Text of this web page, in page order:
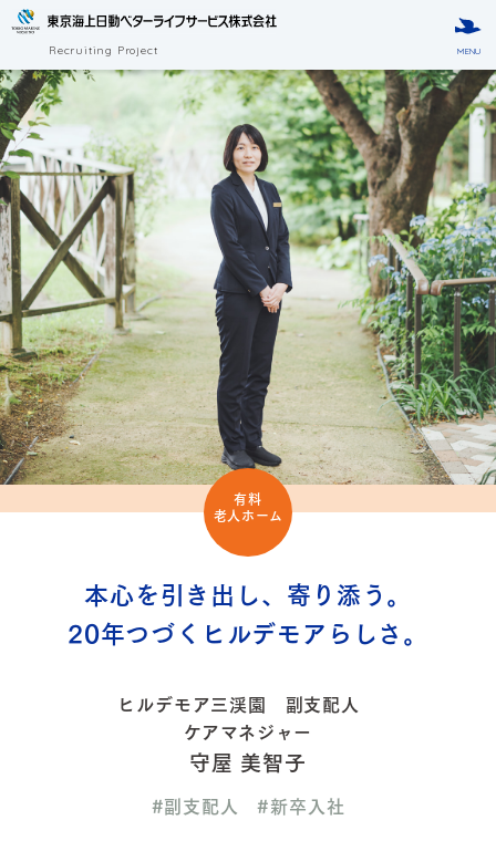
Recruiting Project MENU
有料
老人ホーム
本心を引き出し、寄り添う。
20年つづくヒルデモアらしさ。
ヒルデモア三渓園 副支配人
ケアマネジャー
守屋 美智子
#副支配人 #新卒入社